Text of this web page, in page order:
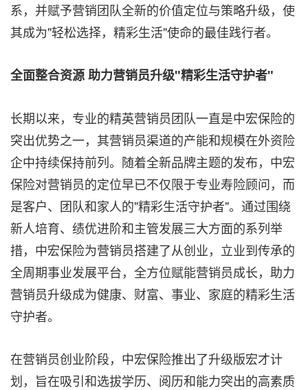
系，并赋予营销团队全新的价值定位与策略升级，使
其成为"轻松选择，精彩生活"使命的最佳践行者。
全面整合资源 助力营销员升级"精彩生活守护者"
长期以来，专业的精英营销员团队一直是中宏保险的
突出优势之一，其营销员渠道的产能和规模在外资险
企中持续保持前列。随着全新品牌主题的发布，中宏
保险对营销员的定位早已不仅限于专业寿险顾问，而
是客户、团队和家人的"精彩生活守护者"。通过围绕
新人培育、绩优进阶和主管发展三大方面的系列举
措，中宏保险为营销员搭建了从创业，立业到传承的
全周期事业发展平台，全方位赋能营销员成长，助力
营销员升级成为健康、财富、事业、家庭的精彩生活
守护者。
在营销员创业阶段，中宏保险推出了升级版宏才计
划，旨在吸引和选拔学历、阅历和能力突出的高素质